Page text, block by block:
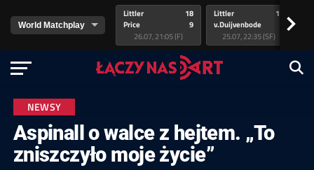
Littler
Price
18
9
26.07, 21:05 (F)
Littler
v.Duijvenbode
17
25.07, 22:35 (SF)
>
NEWSY
Aspinall o walce z hejtem. „To
zniszczyło moje życie”